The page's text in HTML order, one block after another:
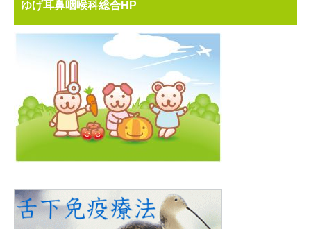
ゆげ耳鼻咽喉科総合HP